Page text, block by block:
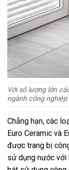
Với số lượng lớn
ngành công
Chẳng hạn, các
Euro Ceramic và
được trang bị
sử dụng nước với